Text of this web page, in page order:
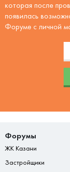
которая после
появилась
Форуме с личной
Форумы
ЖК Казани
Застройщики